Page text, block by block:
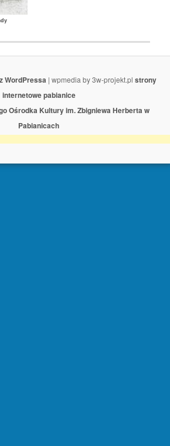
WordPressa | wpmedia by 3w-projekt.pl strony
internetowe pabianice
Ośrodka Kultury im. Zbigniewa Herberta w
Pabianicach